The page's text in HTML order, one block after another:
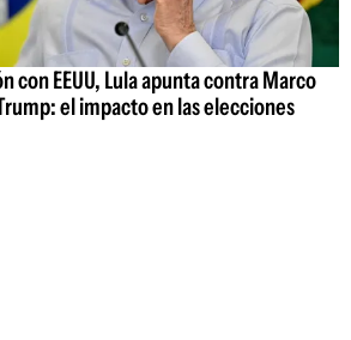
con EEUU, Lula apunta contra Marco
el impacto en las elecciones